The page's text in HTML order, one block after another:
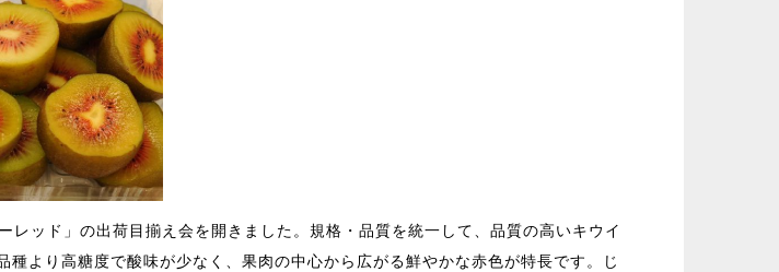
ッド」の出荷目揃え会を開きました。規格・品質を統一して、品質の高いキウイ
より高糖度で酸味が少なく、果肉の中心から広がる鮮やかな赤色が特長です。じ